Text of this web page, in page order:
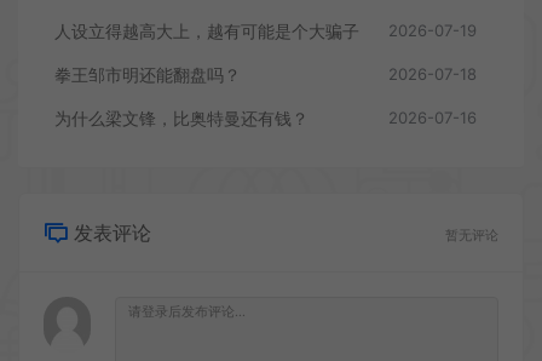
人设立得越高大上，越有可能是个大骗子 2026-07-19
拳王邹市明还能翻盘吗？ 2026-07-18
为什么梁文锋，比奥特曼还有钱？ 2026-07-16
发表评论 暂无评论